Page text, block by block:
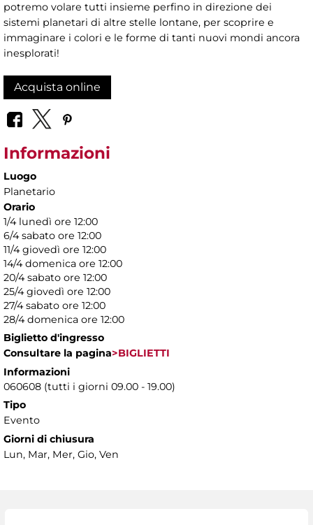
potremo volare tutti insieme perfino in direzione dei
sistemi planetari di altre stelle lontane, per scoprire e
immaginare i colori e le forme di tanti nuovi mondi ancora
inesplorati!
Acquista online
Informazioni
Luogo
Planetario
Orario
1/4 lunedì ore 12:00
6/4 sabato ore 12:00
11/4 giovedì ore 12:00
14/4 domenica ore 12:00
20/4 sabato ore 12:00
25/4 giovedì ore 12:00
27/4 sabato ore 12:00
28/4 domenica ore 12:00
Biglietto d'ingresso
Consultare la pagina>BIGLIETTI
Informazioni
060608 (tutti i giorni 09.00 - 19.00)
Tipo
Evento
Giorni di chiusura
Lun, Mar, Mer, Gio, Ven